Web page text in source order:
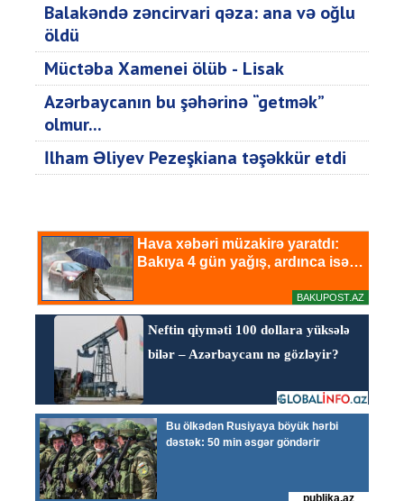
Balakəndə zəncirvari qəza: ana və oğlu
öldü
Müctəba Xamenei ölüb - Lisak
Azərbaycanın bu şəhərinə “getmək”
olmur...
İlham Əliyev Pezeşkiana təşəkkür etdi